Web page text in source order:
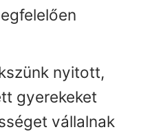
nyitott,
gyerekeket
vállalnak